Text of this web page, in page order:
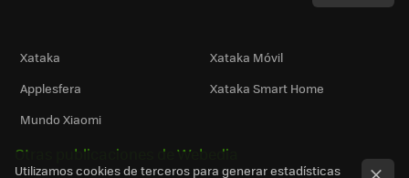
Xataka
Xataka Móvil
Applesfera
Xataka Smart Home
Mundo Xiaomi
Otras publicaciones de Webedia
Utilizamos cookies de terceros para generar estadísticas